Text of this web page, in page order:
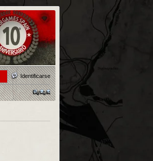
Identificarse
Buscar